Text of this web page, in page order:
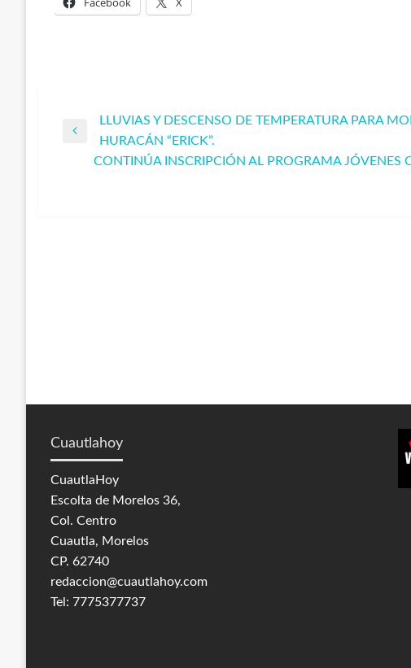
Navegación
Entrada
anterior
LLUVIAS Y DESCENSO DE TEMPERATURA PARA
HURACÁN “ERICK”.
CONTINÚA INSCRIPCIÓN AL PROGRAMA JÓVENES
Cuautlahoy
CuautlaHoy
Escolta de Morelos 36,
Col. Centro
Cuautla, Morelos
CP. 62740
redaccion@cuautlahoy.com
Tel: 7775377737